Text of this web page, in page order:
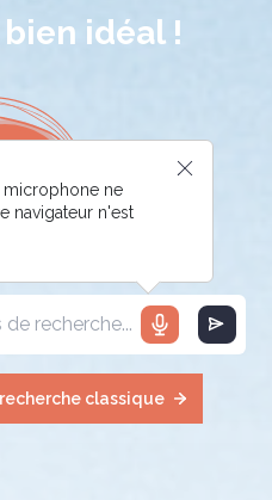
idéal !
microphone ne
navigateur n'est
classique